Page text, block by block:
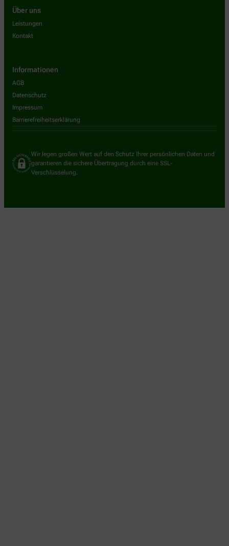
Über uns
Leistungen
Kontakt
Informationen
AGB
Datenschutz
Impressum
Barrierefreiheitserklärung
Wir legen großen Wert auf den Schutz Ihrer persönlichen Daten und
garantieren die sichere Übertragung durch eine SSL-
Verschlüsselung.